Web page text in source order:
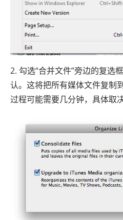
2. 勾选“合并文件”旁边的复选
认。这将把所有媒体文件复制
过程可能需要几分钟，具体取